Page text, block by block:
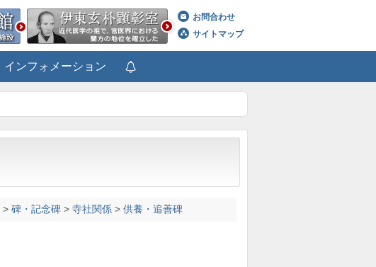
お問合わせ
サイトマップ
インフォメーション
> 碑・記念碑> 寺社関係> 供養・追善碑